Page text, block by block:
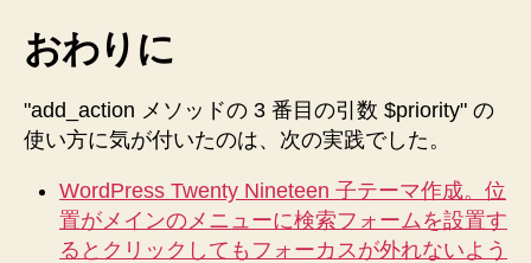
おわりに
"add_action メソッドの 3 番目の引数 $priority" の
使い方に気が付いたのは、次の実践でした。
WordPress Twenty Nineteen 子テーマ作成。位
置がメインのメニューに検索フォームを設置す
るとクリックしてもフォーカスが外れないよう